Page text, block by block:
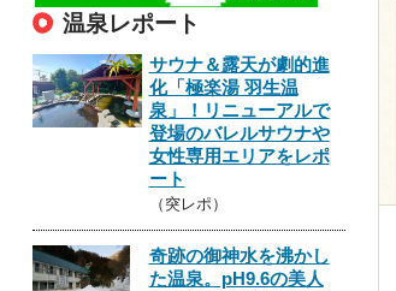
温泉レポート
サウナ＆露天が劇的進
化「極楽湯 羽生温
泉」！リニューアルで
登場のバレルサウナや
女性専用エリアをレポ
ート
（突レポ）
奇跡の御神水を沸かし
た温泉。pH9.6の美人